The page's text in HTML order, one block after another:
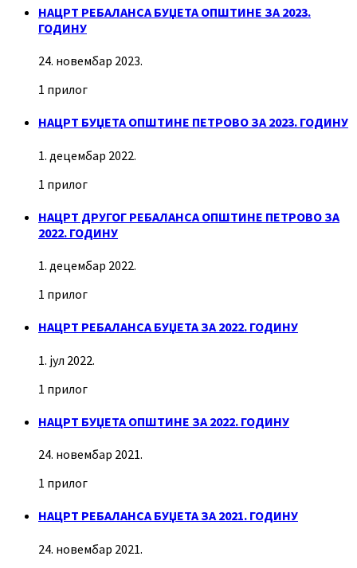
НАЦРТ РЕБАЛАНСА БУЏЕТА ОПШТИНЕ ЗА 2023.
ГОДИНУ
24. новембар 2023.
1 прилог
НАЦРТ БУЏЕТА ОПШТИНЕ ПЕТРОВО ЗА 2023. ГОДИНУ
1. децембар 2022.
1 прилог
НАЦРТ ДРУГОГ РЕБАЛАНСА ОПШТИНЕ ПЕТРОВО ЗА
2022. ГОДИНУ
1. децембар 2022.
1 прилог
НАЦРТ РЕБАЛАНСА БУЏЕТА ЗА 2022. ГОДИНУ
1. јул 2022.
1 прилог
НАЦРТ БУЏЕТА ОПШТИНЕ ЗА 2022. ГОДИНУ
24. новембар 2021.
1 прилог
НАЦРТ РЕБАЛАНСА БУЏЕТА ЗА 2021. ГОДИНУ
24. новембар 2021.